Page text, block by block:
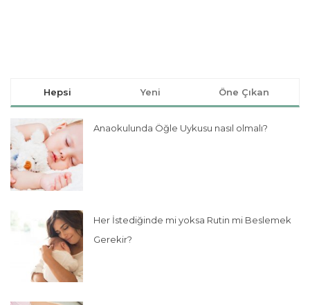
Hepsi Yeni Öne Çıkan
Anaokulunda Öğle Uykusu nasıl olmalı?
Her İstediğinde mi yoksa Rutin mi Beslemek
Gerekir?